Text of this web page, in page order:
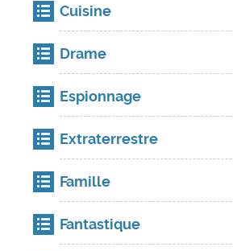
Cuisine
Drame
Espionnage
Extraterrestre
Famille
Fantastique